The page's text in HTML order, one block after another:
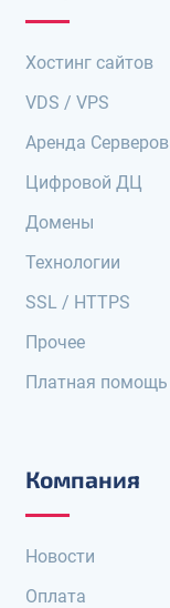
Хостинг сайтов
VDS / VPS
Аренда Серверов
Цифровой ДЦ
Домены
Технологии
SSL / HTTPS
Прочее
Платная помощь
Компания
Новости
Оплата